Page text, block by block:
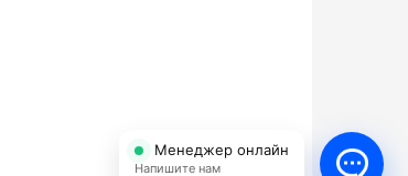
Менеджер онлайн
Напишите нам